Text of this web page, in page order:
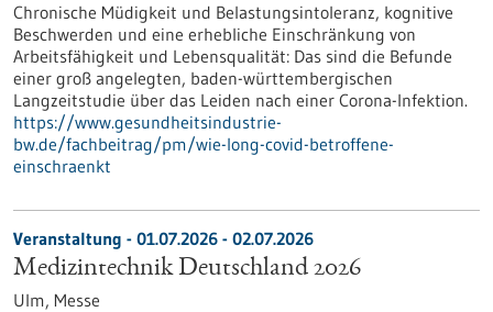
Chronische Müdigkeit und Belastungsintoleranz, kognitive
Beschwerden und eine erhebliche Einschränkung von
Arbeitsfähigkeit und Lebensqualität: Das sind die Befunde
einer groß angelegten, baden-württembergischen
Langzeitstudie über das Leiden nach einer Corona-Infektion.
https://www.gesundheitsindustrie-
bw.de/fachbeitrag/pm/wie-long-covid-betroffene-
einschraenkt
Veranstaltung - 01.07.2026 - 02.07.2026
Medizintechnik Deutschland 2026
Ulm, Messe